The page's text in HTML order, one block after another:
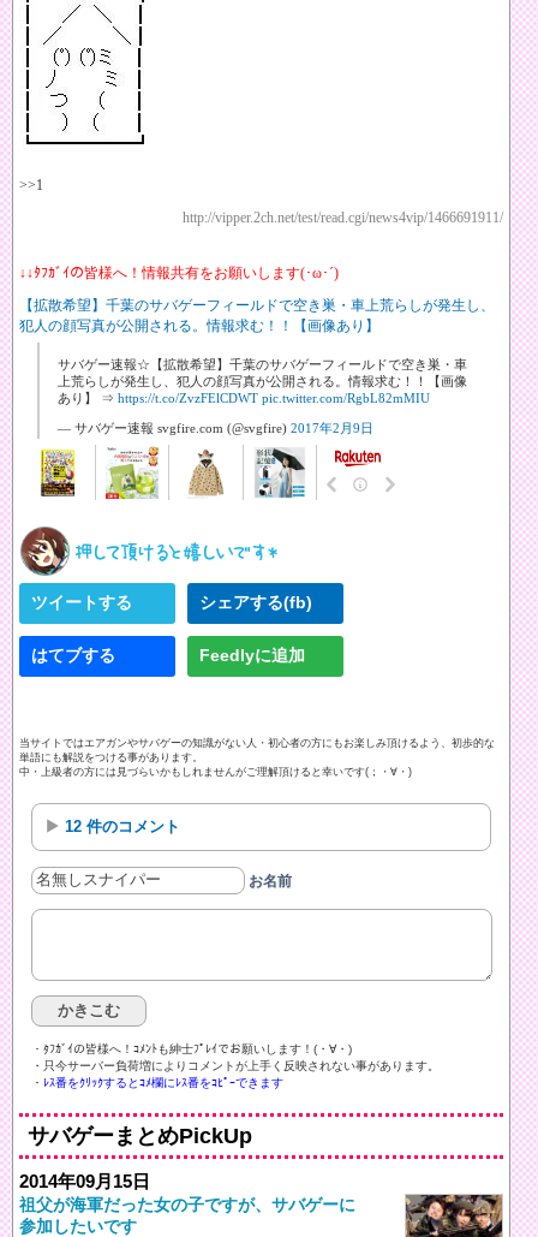
>>1
http://vipper.2ch.net/test/read.cgi/news4vip/1466691911/
↓↓ﾀﾌｶﾞｲの皆様へ！情報共有をお願いします(･ω･´)
【拡散希望】千葉のサバゲーフィールドで空き巣・車上荒らしが発生し、
犯人の顔写真が公開される。情報求む！！【画像あり】
サバゲー速報☆【拡散希望】千葉のサバゲーフィールドで空き巣・車
上荒らしが発生し、犯人の顔写真が公開される。情報求む！！【画像
あり】 ⇒ https://t.co/ZvzFElCDWT pic.twitter.com/RgbL82mMIU
— サバゲー速報 svgfire.com (@svgfire) 2017年2月9日
ツイートする シェアする(fb)
はてブする Feedlyに追加
当サイトではエアガンやサバゲーの知識がない人・初心者の方にもお楽しみ頂けるよう、初歩的な
単語にも解説をつける事があります。
中・上級者の方には見づらいかもしれませんがご理解頂けると幸いです(；・∀・)
12 件のコメント
お名前
・ﾀﾌｶﾞｲの皆様へ！ｺﾒﾝﾄも紳士ﾌﾟﾚｲでお願いします！(・∀・)ゞ
・只今サーバー負荷増によりコメントが上手く反映されない事があります。
・ﾚｽ番をｸﾘｯｸするとｺﾒ欄にﾚｽ番をｺﾋﾟｰできます
サバゲーまとめPickUp
2014年09月15日
祖父が海軍だった女の子ですが、サバゲーに
参加したいです